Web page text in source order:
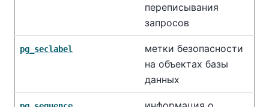
переписывания
запросов
pg_seclabel
метки безопасности
на объектах базы
данных